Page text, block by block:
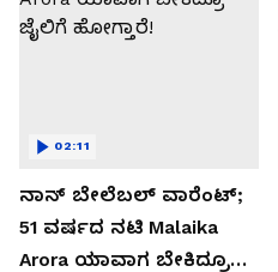
ನಾನ್ ಬೇಲೆಬಲ್ ವಾರೆಂಟ್;
51 ವರ್ಷದ ನಟಿ Malaika
Arora ಯಾವಾಗ ಬೇಕಿದ್ರೂ
02:11